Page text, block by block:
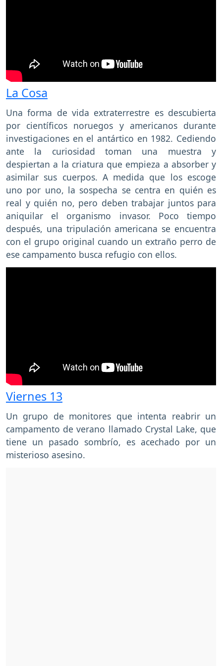
La Cosa
Una forma de vida extraterrestre es descubierta
por científicos noruegos y americanos durante
investigaciones en el antártico en 1982. Cediendo
ante la curiosidad toman una muestra y
despiertan a la criatura que empieza a absorber y
asimilar sus cuerpos. A medida que los escoge
uno por uno, la sospecha se centra en quién es
real y quién no, pero deben trabajar juntos para
aniquilar el organismo invasor. Poco tiempo
después, una tripulación americana se encuentra
con el grupo original cuando un extraño perro de
ese campamento busca refugio con ellos.
Viernes 13
Un grupo de monitores que intenta reabrir un
campamento de verano llamado Crystal Lake, que
tiene un pasado sombrío, es acechado por un
misterioso asesino.